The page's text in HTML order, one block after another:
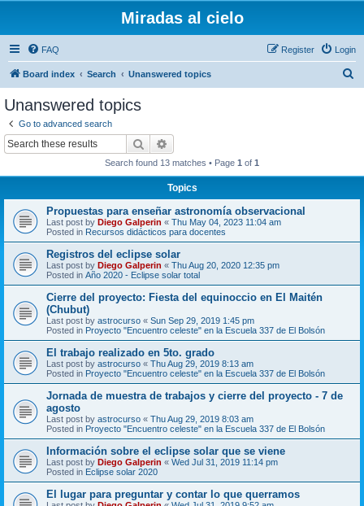
Miradas al cielo
FAQ Login
Register
Board index Search Unanswered topics
Unanswered topics
Go to advanced search
Search
Search found 13 matches • Page 1 of 1
Topics
Propuestas para enseñar astronomía observacional
Last post by Diego Galperin « Thu May 04, 2023 11:04 am
Posted in Recursos didácticos para docentes
Registros del eclipse solar
Last post by Diego Galperin « Thu Aug 20, 2020 12:35 pm
Posted in Año 2020 - Eclipse solar total
Cierre del proyecto: Fiesta del equinoccio en El Maitén
(Chubut)
Last post by astrocurso « Sun Sep 29, 2019 1:45 pm
Posted in Proyecto "Encuentro celeste" en la Escuela 337 de El Bolsón
El trabajo realizado en 5to. grado
Last post by astrocurso « Thu Aug 29, 2019 8:13 am
Posted in Proyecto "Encuentro celeste" en la Escuela 337 de El Bolsón
Jornada de muestra de trabajos y cierre del proyecto - 7 de
agosto
Last post by astrocurso « Thu Aug 29, 2019 8:03 am
Posted in Proyecto "Encuentro celeste" en la Escuela 337 de El Bolsón
Información sobre el eclipse solar que se viene
Last post by Diego Galperin « Wed Jul 31, 2019 11:14 pm
Posted in Eclipse solar 2020
El lugar para preguntar y contar lo que querramos